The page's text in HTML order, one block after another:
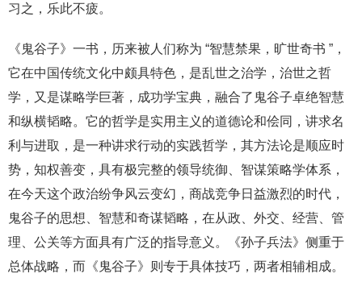
习之，乐此不疲。
《鬼谷子》一书，历来被人们称为 “智慧禁果，旷世奇书 ”，
它在中国传统文化中颇具特色，是乱世之治学，治世之哲
学，又是谋略学巨著，成功学宝典，融合了鬼谷子卓绝智慧
和纵横韬略。它的哲学是实用主义的道德论和侩同，讲求名
利与进取，是一种讲求行动的实践哲学，其方法论是顺应时
势，知权善变，具有极完整的领导统御、智谋策略学体系，
在今天这个政治纷争风云变幻，商战竞争日益激烈的时代，
鬼谷子的思想、智慧和奇谋韬略，在从政、外交、经营、管
理、公关等方面具有广泛的指导意义。《孙子兵法》侧重于
总体战略，而《鬼谷子》则专于具体技巧，两者相辅相成。